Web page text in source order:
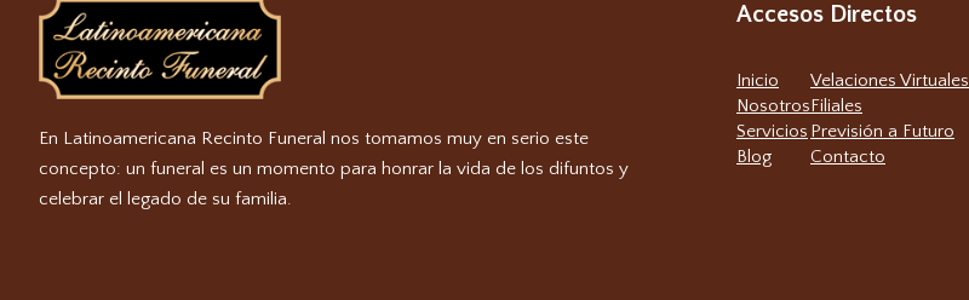
En Latinoamericana Recinto Funeral nos tomamos muy en serio este
concepto: un funeral es un momento para honrar la vida de los difuntos y
celebrar el legado de su familia.
Accesos Directos
Inicio
Nosotros
Servicios
Blog
Velaciones Virtuales
Filiales
Previsión a Futuro
Contacto